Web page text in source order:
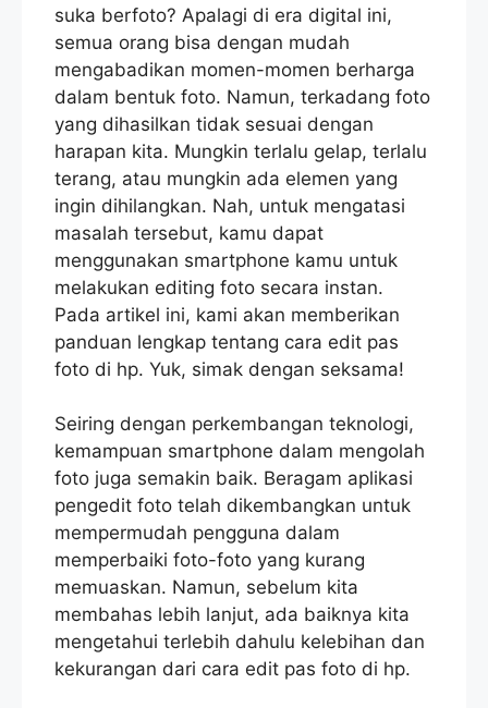
suka berfoto? Apalagi di era digital ini,
semua orang bisa dengan mudah
mengabadikan momen-momen berharga
dalam bentuk foto. Namun, terkadang foto
yang dihasilkan tidak sesuai dengan
harapan kita. Mungkin terlalu gelap, terlalu
terang, atau mungkin ada elemen yang
ingin dihilangkan. Nah, untuk mengatasi
masalah tersebut, kamu dapat
menggunakan smartphone kamu untuk
melakukan editing foto secara instan.
Pada artikel ini, kami akan memberikan
panduan lengkap tentang cara edit pas
foto di hp. Yuk, simak dengan seksama!
Seiring dengan perkembangan teknologi,
kemampuan smartphone dalam mengolah
foto juga semakin baik. Beragam aplikasi
pengedit foto telah dikembangkan untuk
mempermudah pengguna dalam
memperbaiki foto-foto yang kurang
memuaskan. Namun, sebelum kita
membahas lebih lanjut, ada baiknya kita
mengetahui terlebih dahulu kelebihan dan
kekurangan dari cara edit pas foto di hp.